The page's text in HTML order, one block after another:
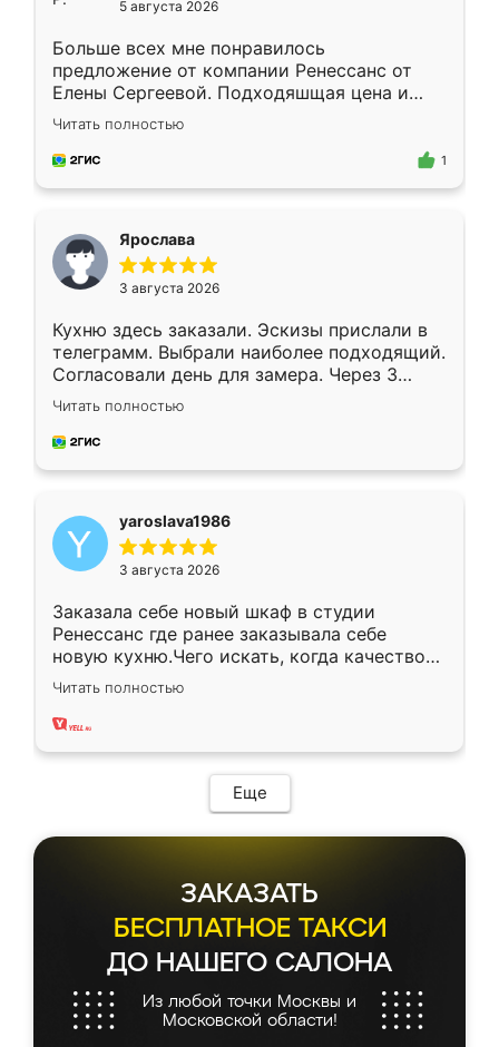
5 августа 2026
Больше всех мне понравилось
предложение от компании Ренессанс от
Елены Сергеевой. Подходяшщая цена и
короткие сроки изготовления. Приехавший
для замера сотрудник Владислав
предложил по моему эскизу самый
Читать полностью
1
Ярослава
3 августа 2026
Кухню здесь заказали. Эскизы прислали в
телеграмм. Выбрали наиболее подходящий.
Согласовали день для замера. Через 3
недели кухня была уже готова. Остались
довольны работой. Спасибо Ренессанс
мебель за качественную работу!
Читать полностью
yaroslava1986
3 августа 2026
Заказала себе новый шкаф в студии
Ренессанс где ранее заказывала себе
новую кухню.Чего искать, когда качеством
вполне довольна. Служит кухня уже почти
два года, нареканий нет.
Читать полностью
Еще
ЗАКАЗАТЬ
БЕСПЛАТНОЕ ТАКСИ
ДО НАШЕГО САЛОНА
Из любой точки Москвы и
Московской области!